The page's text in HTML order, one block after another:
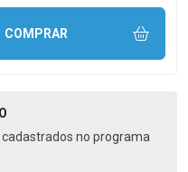
UMA UNIDADE
COMPRAR
no programa